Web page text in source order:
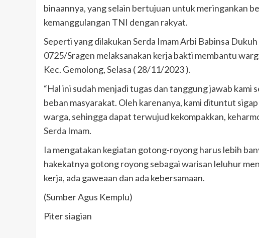
binaannya, yang selain bertujuan untuk meringankan
kemanggulangan TNI dengan rakyat.
Seperti yang dilakukan Serda Imam Arbi Babinsa
0725/Sragen melaksanakan kerja bakti membantu
Kec. Gemolong, Selasa ( 28/11/2023 ).
“Hal ini sudah menjadi tugas dan tanggung jawab
beban masyarakat. Oleh karenanya, kami dituntut
warga, sehingga dapat terwujud kekompakkan,
Serda Imam.
Ia mengatakan kegiatan gotong-royong harus lebih
hakekatnya gotong royong sebagai warisan leluhur
kerja, ada gaweaan dan ada kebersamaan.
(Sumber Agus Kemplu)
Piter siagian